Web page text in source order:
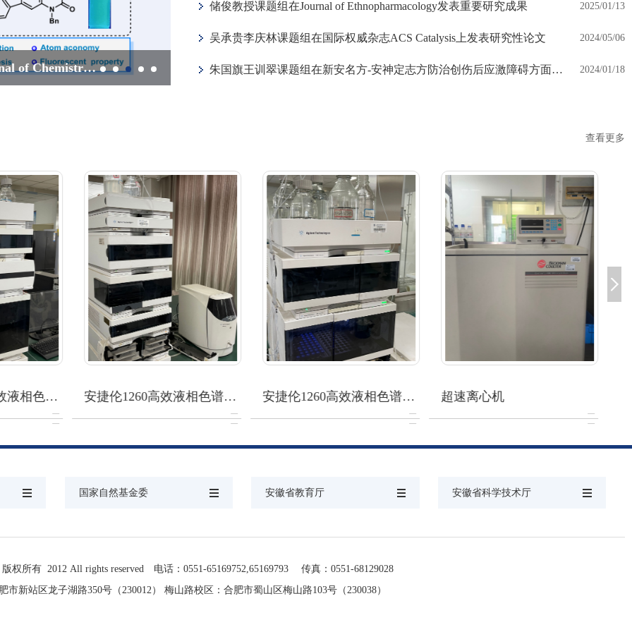
吴承贵副研究员团队在国际权威杂志《Chinese Journal of Chemistry》上发表研究论文 吴承贵李庆林课题组在国际权威杂志ACS Catalysis上发表研究性论文
2025/01/13
储俊教授课题组在Journal of Ethnopharmacology发表重要研究成果
2024/05/06
吴承贵李庆林课题组在国际权威杂志ACS Catalysis上发表研究性论文
2024/01/18
朱国旗王训翠课题组在新安名方-安神定志方防治创伤后应激障碍方面取得...
查看更多
液相色… 安捷伦1260高效液相色谱… 安捷伦1260高效液相色谱… 超速离心机
国家自然基金委 安徽省教育厅 安徽省科学技术厅
权所有 2012 All rights reserved 电话：0551-65169752,65169793 传真：0551-68129028
市新站区龙子湖路350号（230012） 梅山路校区：合肥市蜀山区梅山路103号（230038）